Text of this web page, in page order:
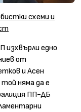
схеми и
изхвърли едно
от
и Асен
няма да е
ПП-ДБ